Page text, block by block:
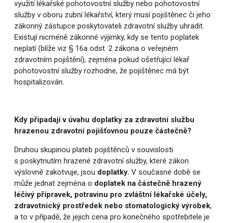
využití lékařské pohotovostní služby nebo pohotovostní
služby v oboru zubní lékařství, který musí pojištěnec či jeho
zákonný zástupce poskytovateli zdravotní služby uhradit.
Existují nicméně zákonné výjimky, kdy se tento poplatek
neplatí (blíže viz § 16a odst. 2 zákona o veřejném
zdravotním pojištění), zejména pokud ošetřující lékař
pohotovostní služby rozhodne, že pojištěnec má být
hospitalizován.
Kdy připadají v úvahu doplatky za zdravotní službu
hrazenou zdravotní pojišťovnou pouze částečně?
Druhou skupinou plateb pojištěnců v souvislosti
s poskytnutím hrazené zdravotní služby, které zákon
výslovně zakotvuje, jsou doplatky. V současné době se
může jednat zejména o doplatek na částečně hrazený
léčivý přípravek, potravinu pro zvláštní lékařské účely,
zdravotnický prostředek nebo stomatologický výrobek,
a to v případě, že jejich cena pro konečného spotřebitele je